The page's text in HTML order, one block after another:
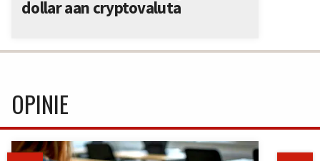
dollar aan cryptovaluta
OPINIE